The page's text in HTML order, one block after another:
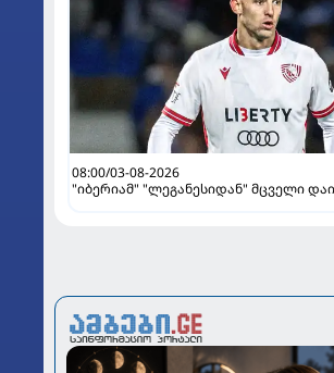
08:00/03-08-2026
"იბერიამ" "ლეგანესიდან" მცველი